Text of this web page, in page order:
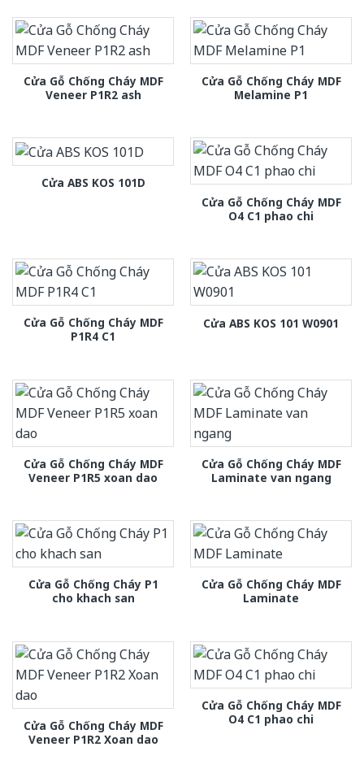
Cửa Gỗ Chống Cháy MDF
Veneer P1R2 ash
Cửa Gỗ Chống Cháy MDF
Melamine P1
Cửa ABS KOS 101D
Cửa Gỗ Chống Cháy MDF
O4 C1 phao chi
Cửa Gỗ Chống Cháy MDF
P1R4 C1
Cửa ABS KOS 101 W0901
Cửa Gỗ Chống Cháy MDF
Veneer P1R5 xoan dao
Cửa Gỗ Chống Cháy MDF
Laminate van ngang
Cửa Gỗ Chống Cháy P1
cho khach san
Cửa Gỗ Chống Cháy MDF
Laminate
Cửa Gỗ Chống Cháy MDF
Veneer P1R2 Xoan dao
Cửa Gỗ Chống Cháy MDF
O4 C1 phao chi